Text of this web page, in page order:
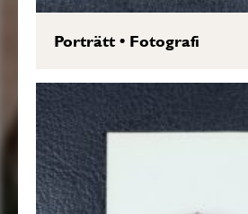
Porträtt• Fotografi